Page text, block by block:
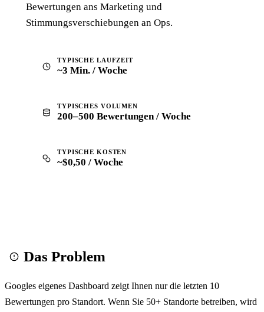
Bewertungen ans Marketing und
Stimmungsverschiebungen an Ops.
TYPISCHE LAUFZEIT
~3 Min. / Woche
TYPISCHES VOLUMEN
200–500 Bewertungen / Woche
TYPISCHE KOSTEN
~$0,50 / Woche
Das Problem
Googles eigenes Dashboard zeigt Ihnen nur die letzten 10
Bewertungen pro Standort. Wenn Sie 50+ Standorte betreiben, wird